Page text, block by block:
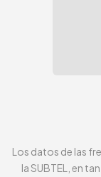
Los datos de las
la SUBTEL, en